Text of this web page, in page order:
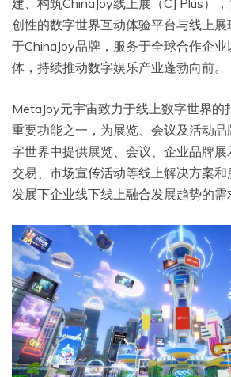
建、构筑ChinaJoy线上展（CJ Plus）
创性的数字世界互动体验平台与线上
于ChinaJoy品牌，服务于全球合作企
体，持续推动数字娱乐产业蓬勃向前。
MetaJoy元宇宙致力于线上数字世界的
重要功能之一，为展览、会议及活动
字世界中提供展览、会议、企业品牌
交易、市场宣传活动等线上解决方案
发展下企业线下线上融合发展趋势的需